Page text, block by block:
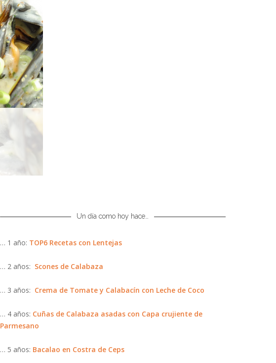
Un día como hoy hace…
… 1 año: TOP6 Recetas con Lentejas
… 2 años: Scones de Calabaza
… 3 años: Crema de Tomate y Calabacín con Leche de Coco
… 4 años: Cuñas de Calabaza asadas con Capa crujiente de
Parmesano
… 5 años: Bacalao en Costra de Ceps